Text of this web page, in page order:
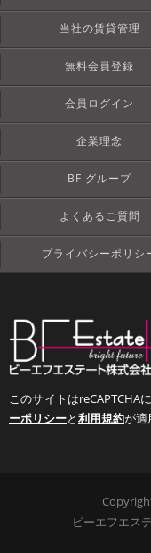
当社の賃貸管理
無料会員登録
会員ログイン
企業理念
BF グループ
よくあるご質問
プライバシーポリシ
このサイトはreCAPTCHA
ーポリシーと利用規約が適
ビーエフエス